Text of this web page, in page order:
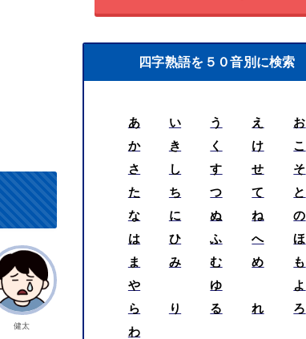
健太
四字熟語を５０音別に検索
あ い う え
お
か
き く け
こ
さ
し す せ
そ
た
ち つ て
と
な
に ぬ ね
の
は
ひ ふ へ
ほ
ま
み む め
も
や
ゆ
よ
ら
り る れ
ろ
わ